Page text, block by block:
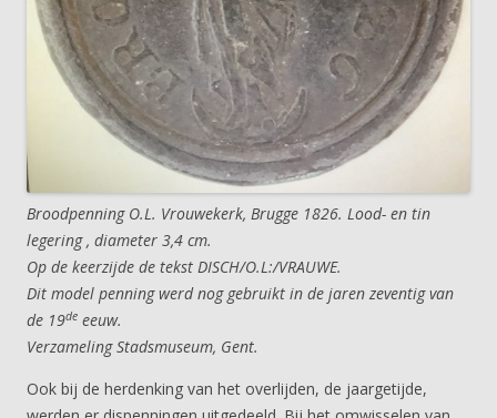
Broodpenning O.L. Vrouwekerk, Brugge 1826. Lood- en tin
legering , diameter 3,4 cm.
Op de keerzijde de tekst DISCH/O.L:/VRAUWE.
Dit model penning werd nog gebruikt in de jaren zeventig van
de 19de eeuw.
Verzameling Stadsmuseum, Gent.
Ook bij de herdenking van het overlijden, de jaargetijde,